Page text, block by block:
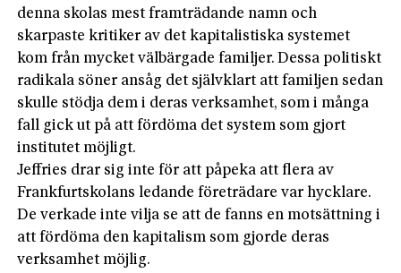
denna skolas mest framträdande namn och
skarpaste kritiker av det kapitalistiska systemet
kom från mycket välbärgade familjer. Dessa politiskt
radikala söner ansåg det självklart att familjen sedan
skulle stödja dem i deras verksamhet, som i många
fall gick ut på att fördöma det system som gjort
institutet möjligt.
Jeffries drar sig inte för att påpeka att flera av
Frankfurtskolans ledande företrädare var hycklare.
De verkade inte vilja se att de fanns en motsättning i
att fördöma den kapitalism som gjorde deras
verksamhet möjlig.